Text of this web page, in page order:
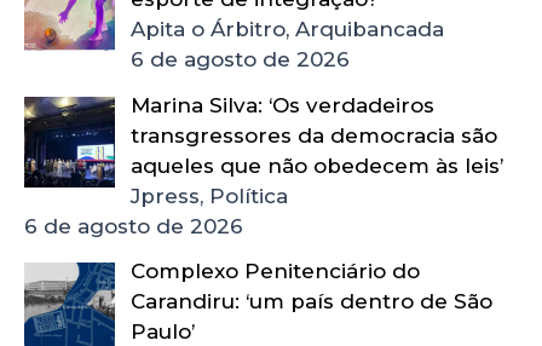
Apita o Árbitro, Arquibancada
6 de agosto de 2026
Marina Silva: ‘Os verdadeiros
transgressores da democracia são
aqueles que não obedecem às leis’
Jpress, Política
6 de agosto de 2026
Complexo Penitenciário do
Carandiru: ‘um país dentro de São
Paulo’